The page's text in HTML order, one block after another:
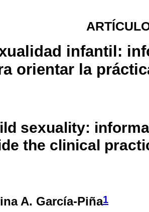
infantil:
orientar la
sexuality:
the clinical
A. García-Piña1